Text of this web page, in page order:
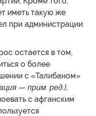
иметь такую же
при администрации
остается в том,
о более
с «Талибаном»
— прим. ред.),
с афганским